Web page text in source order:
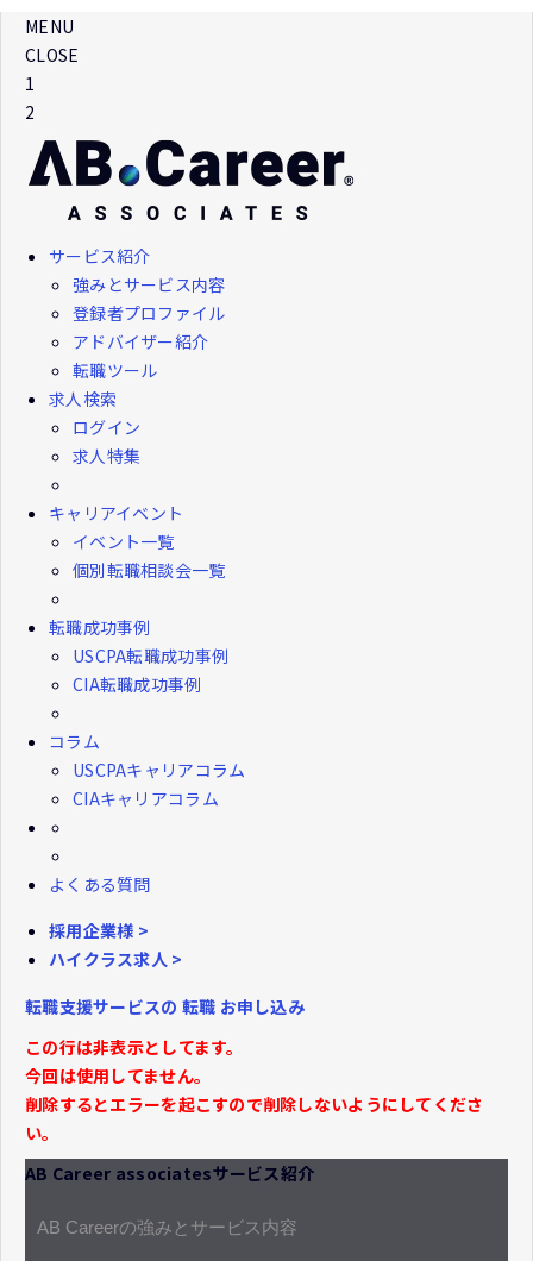
MENU
CLOSE
1
2
サービス紹介
強みとサービス内容
登録者プロファイル
アドバイザー紹介
転職ツール
求人検索
ログイン
求人特集
キャリアイベント
イベント一覧
個別転職相談会一覧
転職成功事例
USCPA転職成功事例
CIA転職成功事例
コラム
USCPAキャリアコラム
CIAキャリアコラム
よくある質問
採用企業様 >
ハイクラス求人 >
転職支援サービスの 転職 お申し込み
この行は非表示としてます。
今回は使用してません。
削除するとエラーを起こすので削除しないようにしてくださ
い。
AB Career associatesサービス紹介
AB Careerの強みとサービス内容